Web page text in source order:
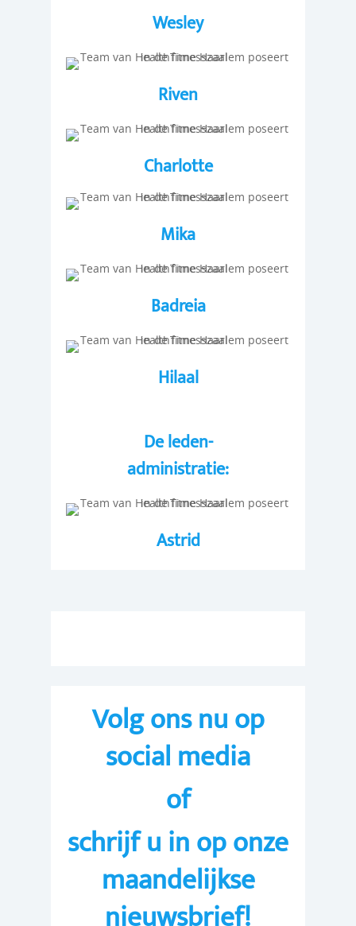
Wesley
Riven
Charlotte
Mika
Badreia
Hilaal
De leden-
administratie:
Astrid
Volg ons nu op
social media
of
schrijf u in op onze
maandelijkse
Veelgestelde vragen
Openingstijden
Contact
Fitness
Groepslessen
Personal Training
Abonnementen
@home workouts